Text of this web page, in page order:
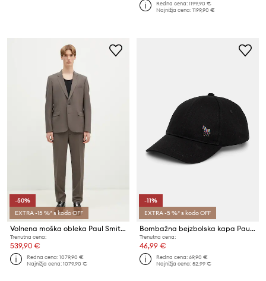
Redna cena:1199,90 €
Najnižja cena:1199,90 €
-50%
EXTRA -15 %* s kodo OFF
Volnena moška obleka Paul Smith
Trenutna cena:
539,90 €
Redna cena:1079,90 €
Najnižja cena:1079,90 €
-11%
EXTRA -5 %* s kodo OFF
Bombažna bejzbolska kapa Paul Smith
Trenutna cena:
46,99 €
Redna cena:69,90 €
Najnižja cena:52,99 €